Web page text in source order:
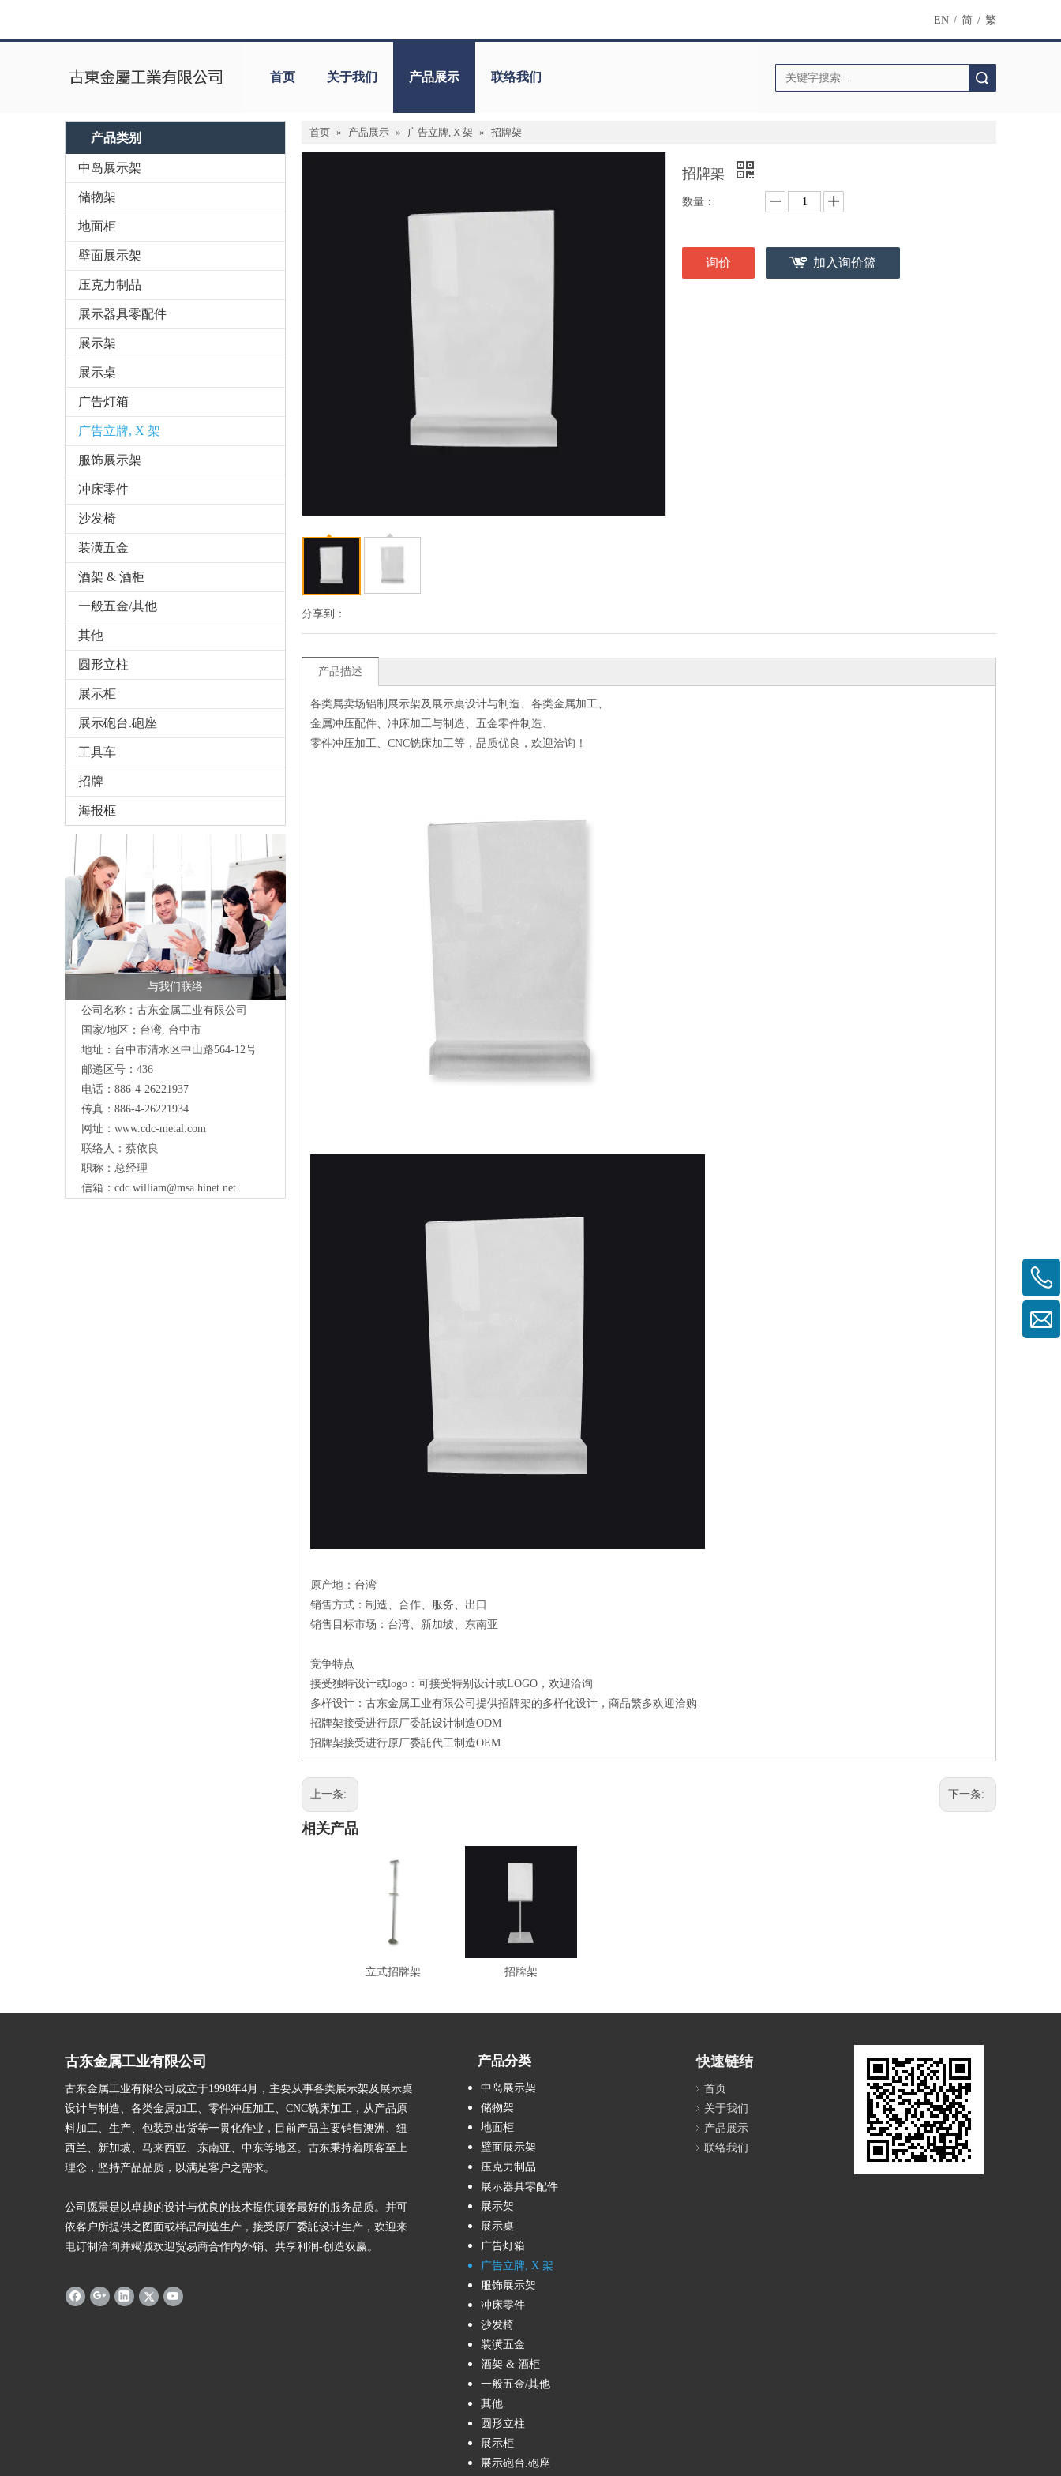
EN / 简 / 繁
首页 关于我们 产品展示 联络我们
产品类别
中岛展示架
储物架
地面柜
壁面展示架
压克力制品
展示器具零配件
展示架
展示桌
广告灯箱
广告立牌, X 架
服饰展示架
冲床零件
沙发椅
装潢五金
酒架 & 酒柜
一般五金/其他
其他
圆形立柱
展示柜
展示砲台.砲座
工具车
招牌
海报框
与我们联络
公司名称：古东金属工业有限公司
国家/地区：台湾, 台中市
地址：台中市清水区中山路564-12号
邮递区号：436
电话：886-4-26221937
传真：886-4-26221934
网址： www.cdc-metal.com
联络人：蔡依良
职称：总经理
信箱： cdc.william@msa.hinet.net
首页 » 产品展示 » 广告立牌, X 架 » 招牌架
分享到：
招牌架
数量：
询价 加入询价篮
产品描述
各类属卖场铝制展示架及展示桌设计与制造、各类金属加工、
金属冲压配件、冲床加工与制造、五金零件制造、
零件冲压加工、CNC铣床加工等，品质优良，欢迎洽询！
原产地：台湾
销售方式：制造、合作、服务、出口
销售目标市场：台湾、新加坡、东南亚
竞争特点
接受独特设计或logo：可接受特别设计或LOGO，欢迎洽询
多样设计：古东金属工业有限公司提供招牌架的多样化设计，商品繁多欢迎洽购
招牌架接受进行原厂委託设计制造ODM
招牌架接受进行原厂委託代工制造OEM
上一条: 下一条:
相关产品
立式招牌架 招牌架
古东金属工业有限公司
古东金属工业有限公司成立于1998年4月，主要从事各类展示架及展示桌
设计与制造、各类金属加工、零件冲压加工、CNC铣床加工，从产品原
料加工、生产、包装到出货等一贯化作业，目前产品主要销售澳洲、纽
西兰、新加坡、马来西亚、东南亚、中东等地区。古东秉持着顾客至上
理念，坚持产品品质，以满足客户之需求。
公司愿景是以卓越的设计与优良的技术提供顾客最好的服务品质。并可
依客户所提供之图面或样品制造生产，接受原厂委託设计生产，欢迎来
电订制洽询并竭诚欢迎贸易商合作内外销、共享利润-创造双赢。
产品分类
中岛展示架
储物架
地面柜
壁面展示架
压克力制品
展示器具零配件
展示架
展示桌
广告灯箱
广告立牌, X 架
服饰展示架
冲床零件
沙发椅
装潢五金
酒架 & 酒柜
一般五金/其他
其他
圆形立柱
展示柜
展示砲台.砲座
快速链结
首页
关于我们
产品展示
联络我们